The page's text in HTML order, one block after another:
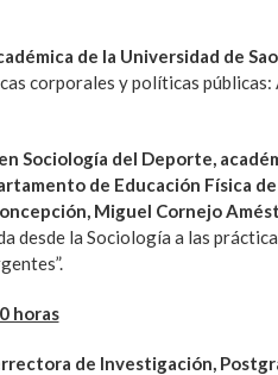
de la Universidad de
corporales y políticas públicas:
Sociología del Deporte,
de Educación Física
Miguel Cornejo
desde la Sociología a las
horas
de Investigación,